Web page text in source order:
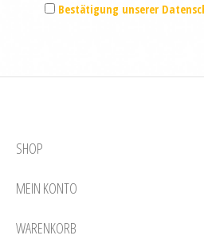
Bestätigung unserer
SHOP
MEIN KONTO
WARENKORB